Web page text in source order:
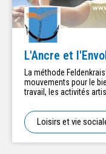
manuels Abat-jours, Atelier Bois et Métal, Bijoux-Déco en pâte
polymère,
Dentelles en carton,
faire Aquarelle
d'investissement,
Informatique, Peinture,
Anglais, Chorale,
de lecture, Sorties-
Voyages-Séjours
Convivialité Café
L'Ancre et
La méthode
mouvements pour le
travail, les activités
développement du
redonne aplomb,
Loisirs et vie